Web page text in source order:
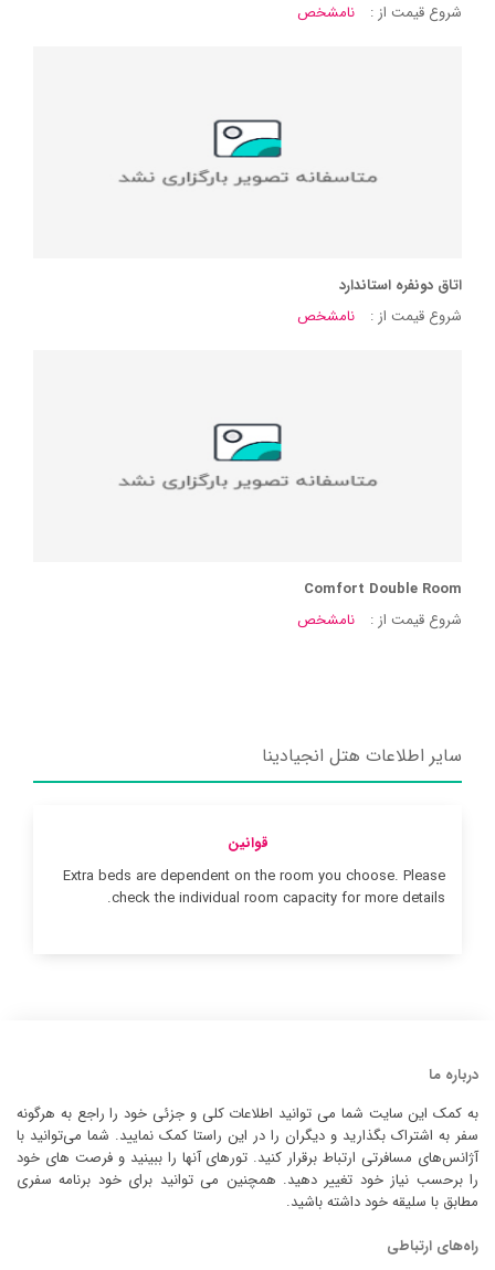
شروع قیمت از :
نامشخص
اتاق دونفره استاندارد
شروع قیمت از :
نامشخص
Comfort Double Room
شروع قیمت از :
نامشخص
سایر اطلاعات هتل انجیادینا
قوانین
Extra beds are dependent on the room you choose. Please
check the individual room capacity for more details.
درباره ما
به کمک این سایت شما می توانید اطلاعات کلی و جزئی خود را راجع به هرگونه
سفر به اشتراک بگذارید و دیگران را در این راستا کمک نمایید. شما می‌توانید با
آژانس‌های مسافرتی ارتباط برقرار کنید. تورهای آنها را ببینید و فرصت های خود
را برحسب نیاز خود تغییر دهید. همچنین می توانید برای خود برنامه سفری
مطابق با سلیقه خود داشته باشید.
راه‌های ارتباطی